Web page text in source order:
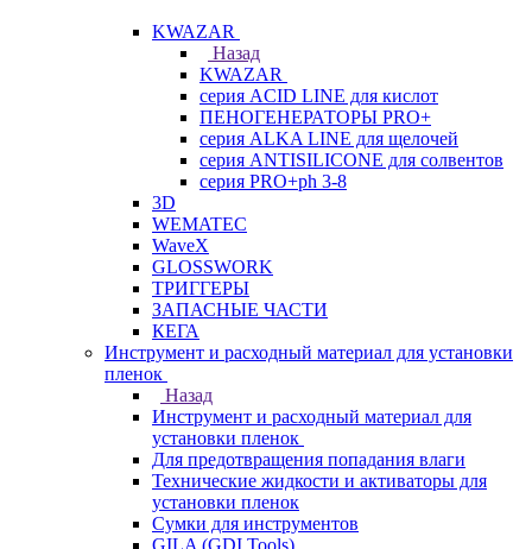
KWAZAR
Назад
KWAZAR
серия ACID LINE для кислот
ПЕНОГЕНЕРАТОРЫ PRO+
серия ALKA LINE для щелочей
серия ANTISILICONE для солвентов
серия PRO+ph 3-8
3D
WEMATEC
WaveX
GLOSSWORK
ТРИГГЕРЫ
ЗАПАСНЫЕ ЧАСТИ
КЕГА
Инструмент и расходный материал для установки
пленок
Назад
Инструмент и расходный материал для
установки пленок
Для предотвращения попадания влаги
Технические жидкости и активаторы для
установки пленок
Сумки для инструментов
GILA (GDI Tools)